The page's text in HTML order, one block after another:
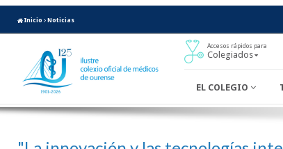
Inicio Noticias
Accesos rápidos para
Colegiados
EL COLEGIO